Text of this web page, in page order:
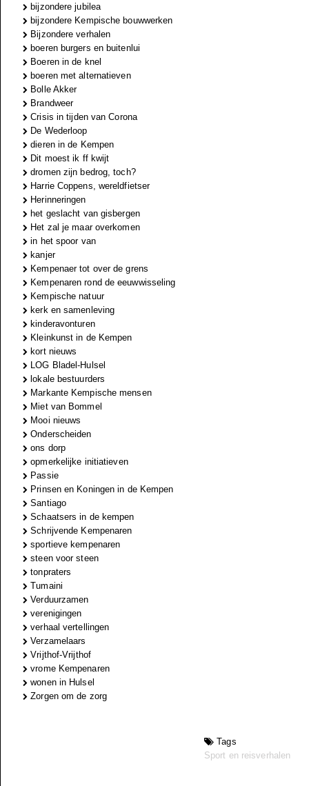
bijzondere jubilea
bijzondere Kempische bouwwerken
Bijzondere verhalen
boeren burgers en buitenlui
Boeren in de knel
boeren met alternatieven
Bolle Akker
Brandweer
Crisis in tijden van Corona
De Wederloop
dieren in de Kempen
Dit moest ik ff kwijt
dromen zijn bedrog, toch?
Harrie Coppens, wereldfietser
Herinneringen
het geslacht van gisbergen
Het zal je maar overkomen
in het spoor van
kanjer
Kempenaer tot over de grens
Kempenaren rond de eeuwwisseling
Kempische natuur
kerk en samenleving
kinderavonturen
Kleinkunst in de Kempen
kort nieuws
LOG Bladel-Hulsel
lokale bestuurders
Markante Kempische mensen
Miet van Bommel
Mooi nieuws
Onderscheiden
ons dorp
opmerkelijke initiatieven
Passie
Prinsen en Koningen in de Kempen
Santiago
Schaatsers in de kempen
Schrijvende Kempenaren
sportieve kempenaren
steen voor steen
tonpraters
Tumaini
Verduurzamen
verenigingen
verhaal vertellingen
Verzamelaars
Vrijthof-Vrijthof
vrome Kempenaren
wonen in Hulsel
Zorgen om de zorg
Tags
Sport en reisverhalen